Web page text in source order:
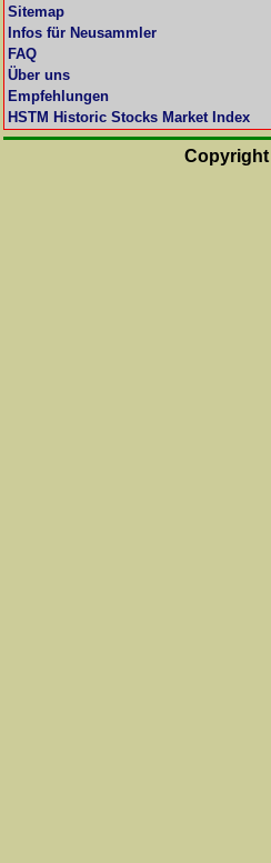
Sitemap
Infos für Neusammler
FAQ
Über uns
Empfehlungen
HSTM Historic Stocks Market Index
Copyright